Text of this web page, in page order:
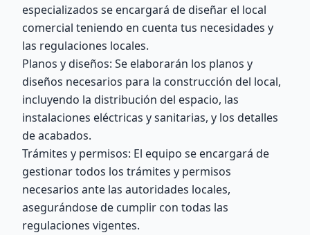
especializados se encargará de diseñar el local
comercial teniendo en cuenta tus necesidades y
las regulaciones locales.
Planos y diseños: Se elaborarán los planos y
diseños necesarios para la construcción del local,
incluyendo la distribución del espacio, las
instalaciones eléctricas y sanitarias, y los detalles
de acabados.
Trámites y permisos: El equipo se encargará de
gestionar todos los trámites y permisos
necesarios ante las autoridades locales,
asegurándose de cumplir con todas las
regulaciones vigentes.